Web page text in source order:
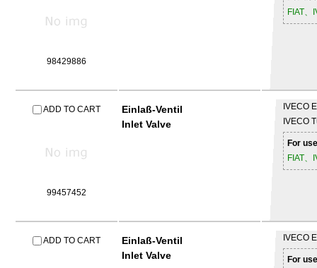
98429886
FIAT、
ADD TO CART
99457452
Einlaß-Ventil
Inlet Valve
IVECO
IVECO
For
FIAT、
ADD TO CART
Einlaß-Ventil
Inlet Valve
IVECO
For